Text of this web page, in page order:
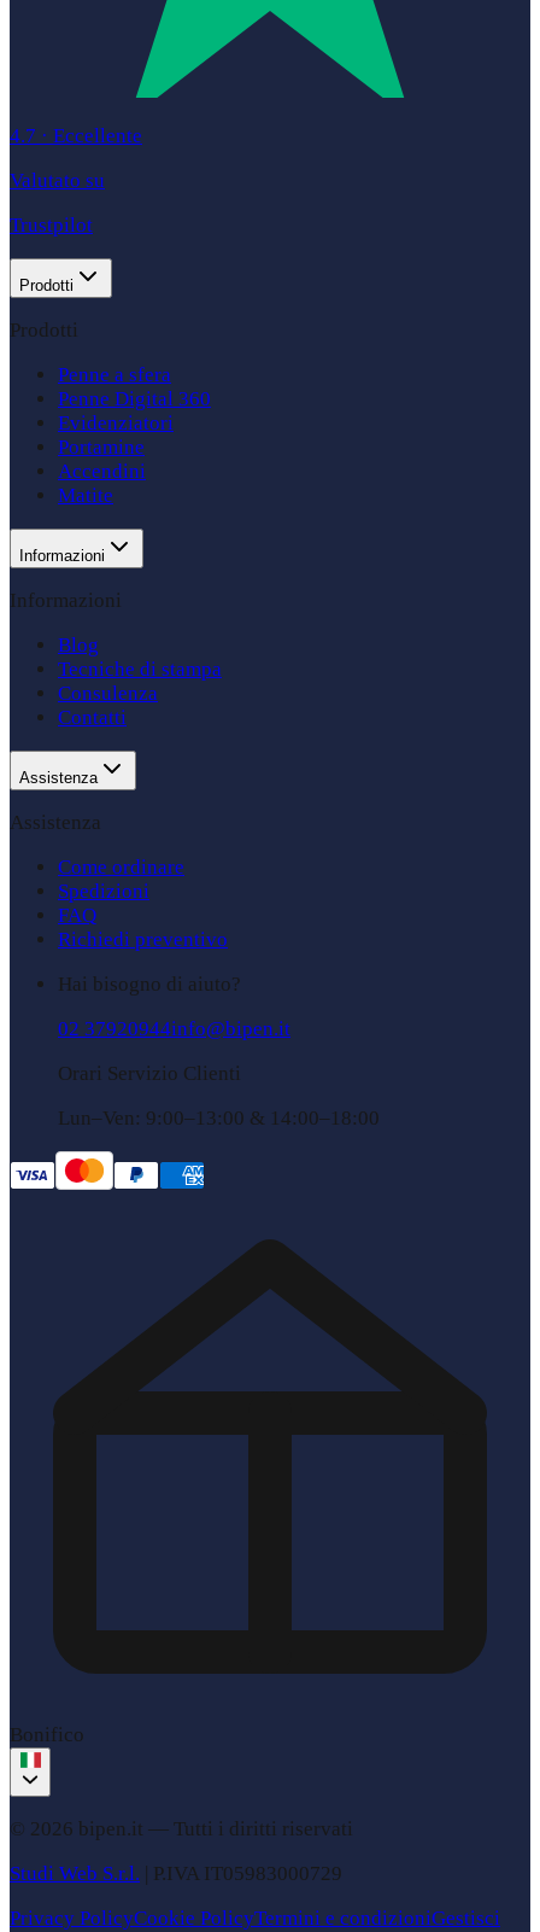
4.7 · Eccellente
Valutato su
Trustpilot
Prodotti
Prodotti
Penne a sfera
Penne Digital 360
Evidenziatori
Portamine
Accendini
Matite
Informazioni
Informazioni
Blog
Tecniche di stampa
Consulenza
Contatti
Assistenza
Assistenza
Come ordinare
Spedizioni
FAQ
Richiedi preventivo
Hai bisogno di aiuto?
02 37920944info@bipen.it
Orari Servizio Clienti
Lun–Ven: 9:00–13:00 & 14:00–18:00
Bonifico
© 2026 bipen.it — Tutti i diritti riservati
Studi Web S.r.l.
P.IVAIT05983000729
Privacy PolicyCookie PolicyTermini e condizioniGestisci